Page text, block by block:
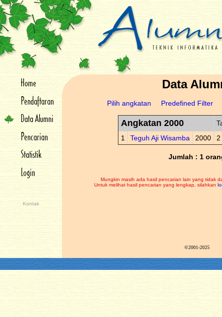
Kontak
Data
Pilih angkatan Predefined Filter
Angkatan 2000
1 Teguh Aji Wisamba 2000
Jumlah : 1
Mungkin masih ada hasil pencarian lain yang tidak
Untuk melihat hasil pencarian yang lengkap, silahkan
©2001-2025